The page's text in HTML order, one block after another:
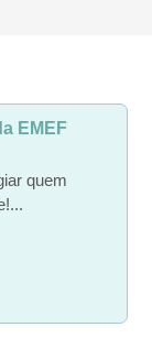
EMEF
quem